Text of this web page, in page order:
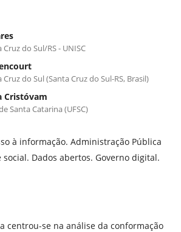
do Sul/RS - UNISC
do Sul (Santa Cruz do Sul-RS, Brasil)
Cristóvam
Santa Catarina (UFSC)
à informação. Administração Pública
Dados abertos. Governo digital.
centrou-se na análise da conformação